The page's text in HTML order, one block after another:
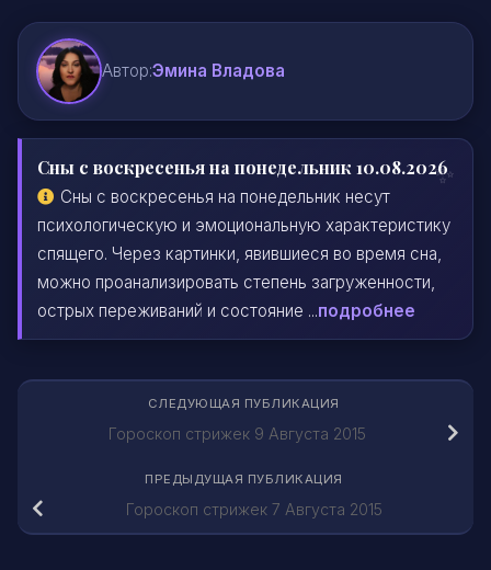
Автор:Эмина Владова
Сны с воскресенья на понедельник 10.08.2026
Сны с воскресенья на понедельник несут
психологическую и эмоциональную характеристику
спящего. Через картинки, явившиеся во время сна,
можно проанализировать степень загруженности,
острых переживаний и состояние ...подробнее
СЛЕДУЮЩАЯ ПУБЛИКАЦИЯ
Гороскоп стрижек 9 Августа 2015
ПРЕДЫДУЩАЯ ПУБЛИКАЦИЯ
Гороскоп стрижек 7 Августа 2015